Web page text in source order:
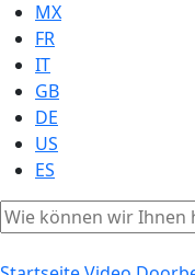
MX
FR
IT
GB
DE
US
ES